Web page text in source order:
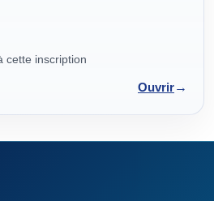
cette inscription
Ouvrir→